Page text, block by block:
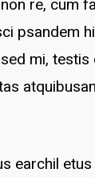
re, cum
psandem
mi, testis
earchil etus